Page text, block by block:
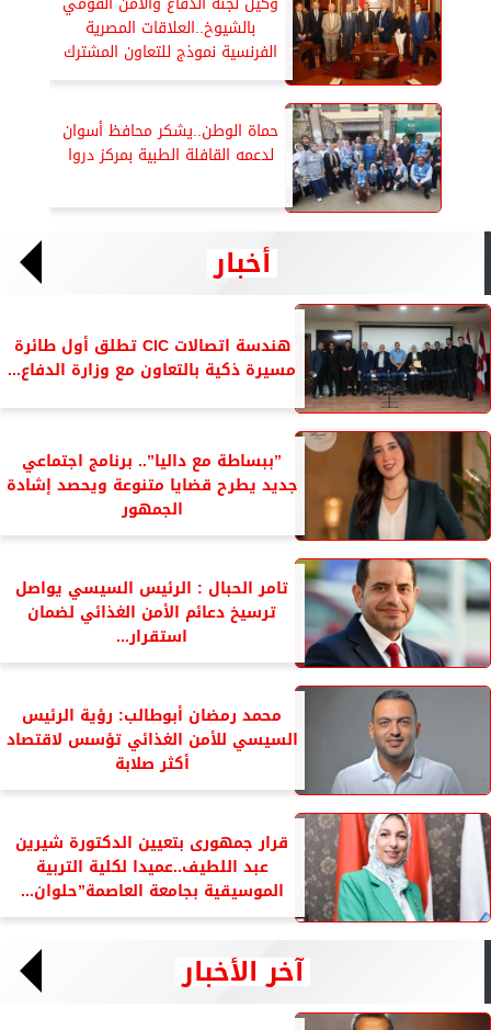
بالشيوخ..العلاقات المصرية
الفرنسية نموذج للتعاون المشترك
حماة الوطن..يشكر محافظ أسوان
لدعمه القافلة الطبية بمركز دروا
أخبار
هندسة اتصالات CIC تطلق أول طائرة
مسيرة ذكية بالتعاون مع وزارة الدفاع...
”ببساطة مع داليا”.. برنامج اجتماعي
جديد يطرح قضايا متنوعة ويحصد إشادة
الجمهور
تامر الحبال : الرئيس السيسي يواصل
ترسيخ دعائم الأمن الغذائي لضمان
استقرار...
محمد رمضان أبوطالب: رؤية الرئيس
السيسي للأمن الغذائي تؤسس لاقتصاد
أكثر صلابة
قرار جمهورى بتعيين الدكتورة شيرين
عبد اللطيف..عميدا لكلية التربية
الموسيقية بجامعة العاصمة”حلوان...
آخر الأخبار